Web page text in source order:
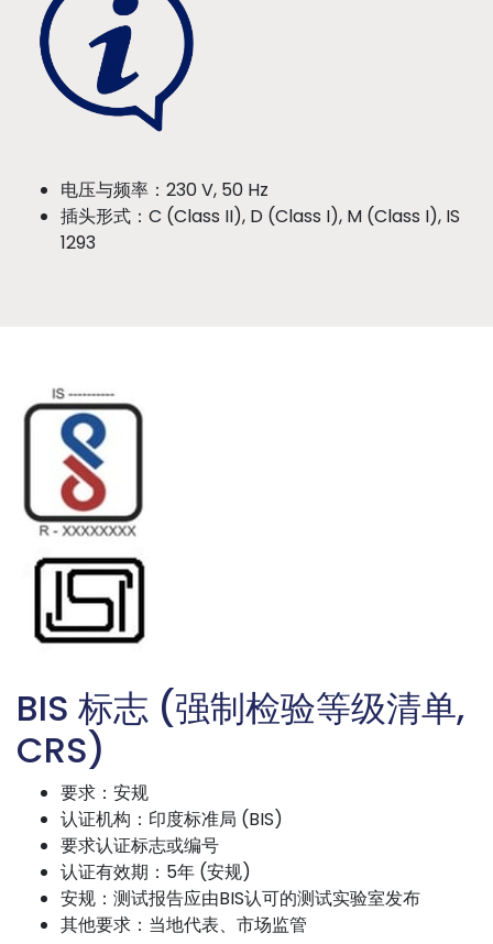
电压与频率：230 V, 50 Hz
插头形式：C (Class II), D (Class I), M (Class I), IS
1293
BIS 标志 (强制检验等级清单,
CRS)
要求：安规
认证机构：印度标准局 (BIS)
要求认证标志或编号
认证有效期：5年 (安规)
安规：测试报告应由BIS认可的测试实验室发布
其他要求：当地代表、市场监管